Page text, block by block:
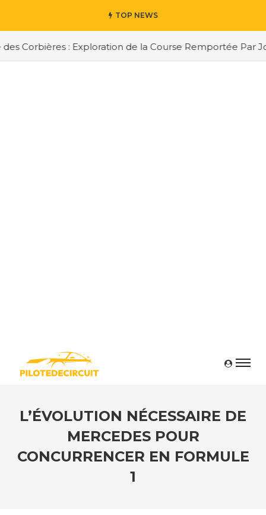
TOP NEWS
Corbières : Exploration de la Course Remportée Par
L’ÉVOLUTION NÉCESSAIRE DE
MERCEDES POUR
CONCURRENCER EN FORMULE
1